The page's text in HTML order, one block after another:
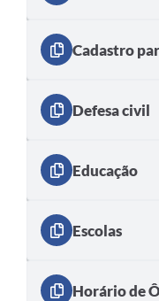
Cadastro
Defesa civil
Educação
Escolas
Horário de